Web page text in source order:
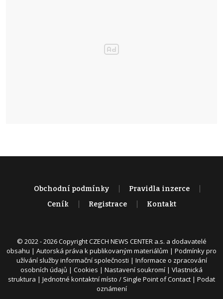
Obchodní podmínky
Pravidla inzerce
Ceník
Registrace Kontakt
© 2022 - 2026 Copyright CZECH NEWS CENTER a.s. a dodavatelé
obsahu | Autorská práva k publikovaným materiálům | Podmínky pro
užívání služby informační společnosti | Informace o zpracování
osobních údajů | Cookies | Nastavení soukromí | Vlastnická
struktura | Jednotné kontaktní místo / Single Point of Contact | Podat
oznámení